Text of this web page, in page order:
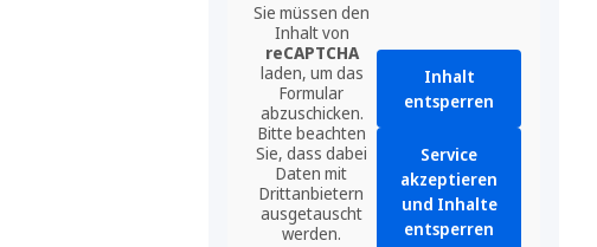
Sie müssen den
Inhalt von
reCAPTCHA
laden, um das
Formular
abzuschicken.
Bitte beachten
Sie, dass dabei
Daten mit
Drittanbietern
ausgetauscht
werden.
Inhalt
entsperren
Service
akzeptieren
und Inhalte
entsperren